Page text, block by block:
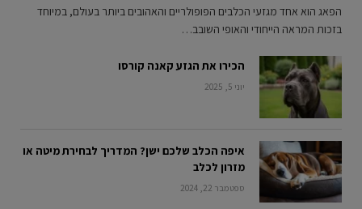
הפאג הוא אחד מגזעי הכלבים הפופולריים והאהובים ביותר בעולם, במיוחד
בזכות המראה הייחודי והאופי השובב…
הכירו את הגזע קאנה קורסו
יוני 5, 2025
איפה הכלב שלכם ישן? המדריך לבחירת מיטה או
מזרון לכלב
ספטמבר 22, 2024